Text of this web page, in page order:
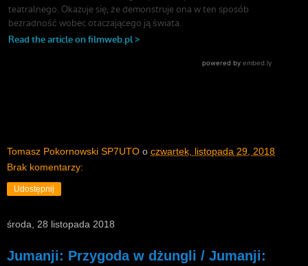
Tomasz Pokornowski SP7UTO o czwartek, listopada 29, 2018
Brak komentarzy:
Udostępnij
środa, 28 listopada 2018
Jumanji: Przygoda w dżungli / Jumanji: